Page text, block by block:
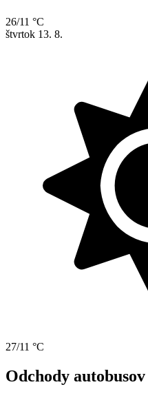
26/11 °C
štvrtok 13. 8.
27/11 °C
Odchody autobusov